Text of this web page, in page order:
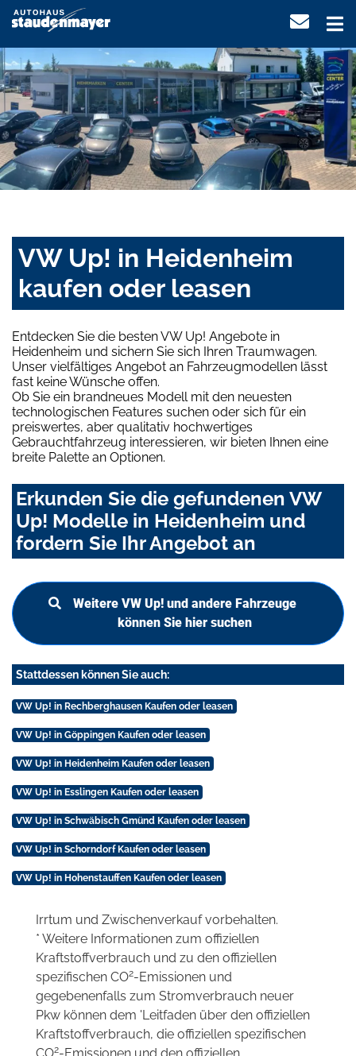
VW Up! in Heidenheim
kaufen oder leasen
Entdecken Sie die besten VW Up! Angebote in
Heidenheim und sichern Sie sich Ihren Traumwagen.
Unser vielfältiges Angebot an Fahrzeugmodellen lässt
fast keine Wünsche offen.
Ob Sie ein brandneues Modell mit den neuesten
technologischen Features suchen oder sich für ein
preiswertes, aber qualitativ hochwertiges
Gebrauchtfahrzeug interessieren, wir bieten Ihnen eine
breite Palette an Optionen.
Erkunden Sie die gefundenen VW
Up! Modelle in Heidenheim und
fordern Sie Ihr Angebot an
Weitere VW Up! und andere Fahrzeuge
können Sie hier suchen
Stattdessen können Sie auch:
VW Up! in Rechberghausen Kaufen oder leasen
VW Up! in Göppingen Kaufen oder leasen
VW Up! in Heidenheim Kaufen oder leasen
VW Up! in Esslingen Kaufen oder leasen
VW Up! in Schwäbisch Gmünd Kaufen oder leasen
VW Up! in Schorndorf Kaufen oder leasen
VW Up! in Hohenstauffen Kaufen oder leasen
Irrtum und Zwischenverkauf vorbehalten.
* Weitere Informationen zum offiziellen
Kraftstoffverbrauch und zu den offiziellen
spezifischen CO2-Emissionen und
gegebenenfalls zum Stromverbrauch neuer
Pkw können dem 'Leitfaden über den offiziellen
Kraftstoffverbrauch, die offiziellen spezifischen
2